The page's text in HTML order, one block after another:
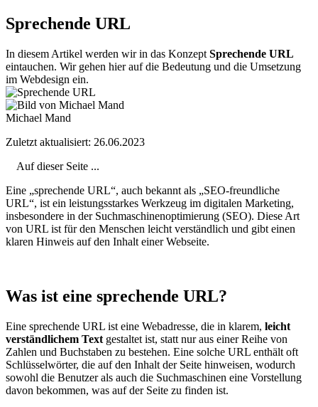
Sprechende URL
In diesem Artikel werden wir in das Konzept Sprechende URL
eintauchen. Wir gehen hier auf die Bedeutung und die Umsetzung
im Webdesign ein.
Michael Mand
Zuletzt aktualisiert: 26.06.2023
Auf dieser Seite ...
Eine „sprechende URL“, auch bekannt als „SEO-freundliche
URL“, ist ein leistungsstarkes Werkzeug im digitalen Marketing,
insbesondere in der Suchmaschinenoptimierung (SEO). Diese Art
von URL ist für den Menschen leicht verständlich und gibt einen
klaren Hinweis auf den Inhalt einer Webseite.
Was ist eine sprechende URL?
Eine sprechende URL ist eine Webadresse, die in klarem, leicht
verständlichem Text gestaltet ist, statt nur aus einer Reihe von
Zahlen und Buchstaben zu bestehen. Eine solche URL enthält oft
Schlüsselwörter, die auf den Inhalt der Seite hinweisen, wodurch
sowohl die Benutzer als auch die Suchmaschinen eine Vorstellung
davon bekommen, was auf der Seite zu finden ist.